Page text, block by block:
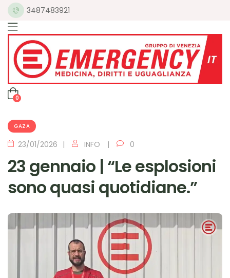
3487483921
0
GAZA
23/01/2026 INFO 0
23 gennaio | “Le esplosioni
sono quasi quotidiane.”